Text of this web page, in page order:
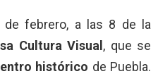
febrero, a las 8 de la
Cultura Visual, que se
histórico de Puebla.